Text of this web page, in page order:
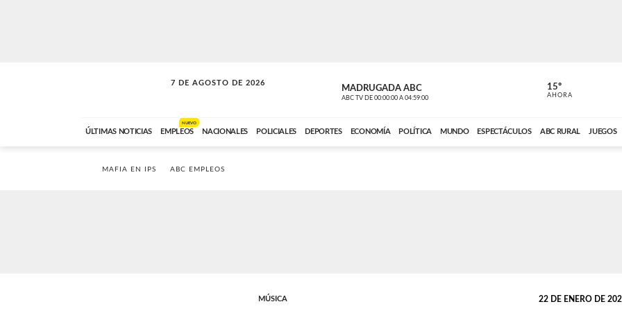
7 DE AGOSTO DE 2026
SOLO MÚSICA MADRUGADA ABC
ABC TV DE 00:00:00 A 04:59:00 ABC CARDINAL
15º
AHORA
ÚLTIMAS NOTICIAS EMPLEOS
NUEVO
NACIONALES POLICIALES DEPORTES ECONOMÍA POLÍTICA MUNDO ESPECTÁCULOS ABC RURAL JUEGOS
MAFIA EN IPS ABC EMPLEOS
MÚSICA 22 DE ENERO DE